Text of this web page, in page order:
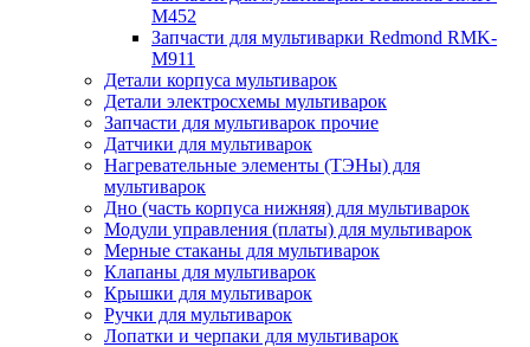
M452
Запчасти для мультиварки Redmond RMK-
M911
Детали корпуса мультиварок
Детали электросхемы мультиварок
Запчасти для мультиварок прочие
Датчики для мультиварок
Нагревательные элементы (ТЭНы) для
мультиварок
Дно (часть корпуса нижняя) для мультиварок
Модули управления (платы) для мультиварок
Мерные стаканы для мультиварок
Клапаны для мультиварок
Крышки для мультиварок
Ручки для мультиварок
Лопатки и черпаки для мультиварок